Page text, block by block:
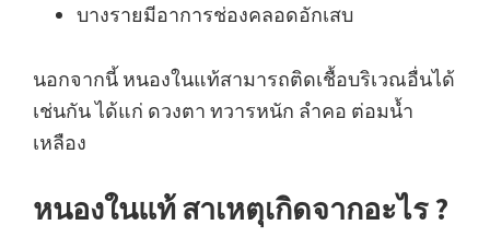
บางรายมีอาการช่องคลอดอักเสบ
นอกจากนี้ หนองในแท้สามารถติดเชื้อบริเวณอื่นได้
เช่นกัน ได้แก่ ดวงตา ทวารหนัก ลำคอ ต่อมน้ำ
เหลือง
หนองในแท้ สาเหตุเกิดจากอะไร ?